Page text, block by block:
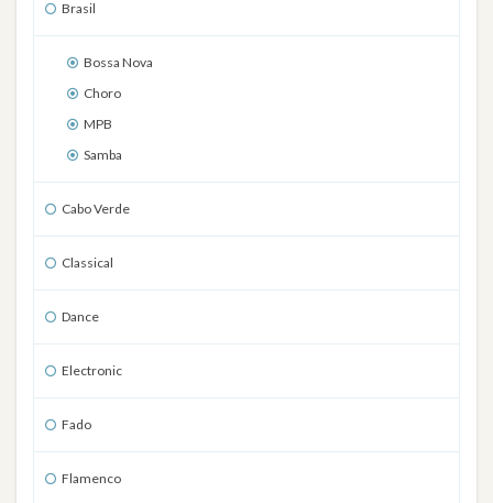
Brasil
Bossa Nova
Choro
MPB
Samba
Cabo Verde
Classical
Dance
Electronic
Fado
Flamenco